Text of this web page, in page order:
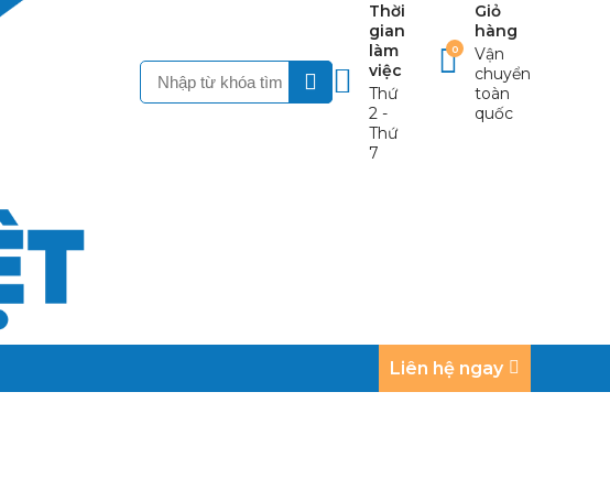
Thời
gian
làm
việc
Thứ
2 -
Thứ
7
0
Giỏ
hàng
Vận
chuyển
toàn
quốc
Liên hệ ngay